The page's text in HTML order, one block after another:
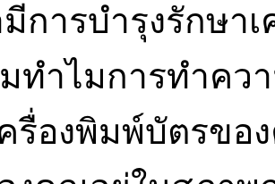
การบำรุงรักษา
ทำไมการทำค
รื่องพิมพ์บัตรข